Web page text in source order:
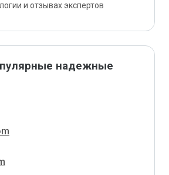
и отзывах экспертов
надежные